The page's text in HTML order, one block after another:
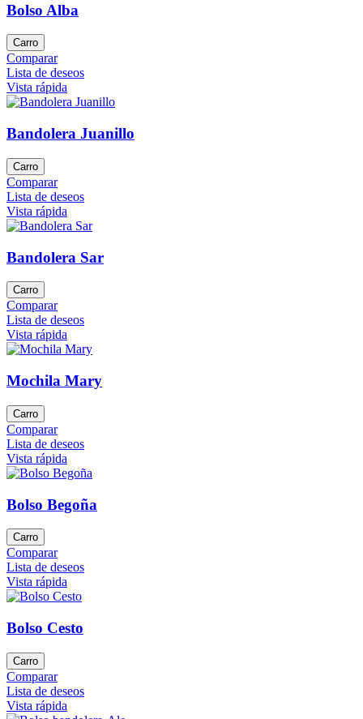
Bolso Alba
Carro
Comparar
Lista de deseos
Vista rápida
Bandolera Juanillo
Carro
Comparar
Lista de deseos
Vista rápida
Bandolera Sar
Carro
Comparar
Lista de deseos
Vista rápida
Mochila Mary
Carro
Comparar
Lista de deseos
Vista rápida
Bolso Begoña
Carro
Comparar
Lista de deseos
Vista rápida
Bolso Cesto
Carro
Comparar
Lista de deseos
Vista rápida